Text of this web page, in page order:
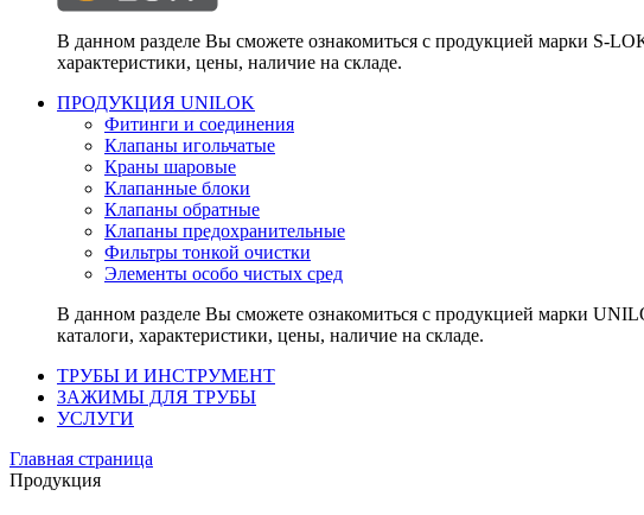
В данном разделе Вы сможете ознакомиться с продукцией марки S-
характеристики, цены, наличие на складе.
ПРОДУКЦИЯ UNILOK
Фитинги и соединения
Клапаны игольчатые
Краны шаровые
Клапанные блоки
Клапаны обратные
Клапаны предохранительные
Фильтры тонкой очистки
Элементы особо чистых сред
В данном разделе Вы сможете ознакомиться с продукцией марки
каталоги, характеристики, цены, наличие на складе.
ТРУБЫ И ИНСТРУМЕНТ
ЗАЖИМЫ ДЛЯ ТРУБЫ
УСЛУГИ
Главная страница
Продукция